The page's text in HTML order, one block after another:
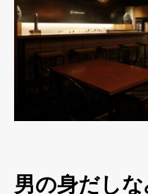
男の身だしな